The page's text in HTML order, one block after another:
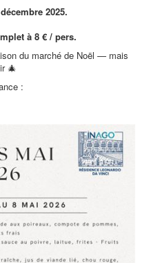
2025.
à 8 € / pers.
du marché de Noël — mais
🎄
: